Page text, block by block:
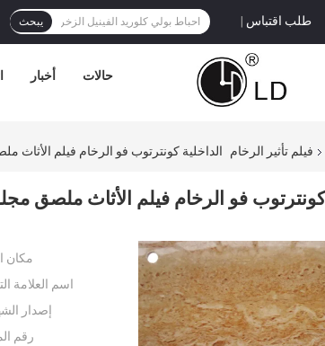
طلب اقتباس | يبحث
أخبار حالات
فيلم تأثير الرخام الداخلية كونترتوب فو الرخام فيلم الأثاث
كونترتوب فو الرخام فيلم الأثاث ملصق
مكان
اسم العلامة
إصدار
رقم